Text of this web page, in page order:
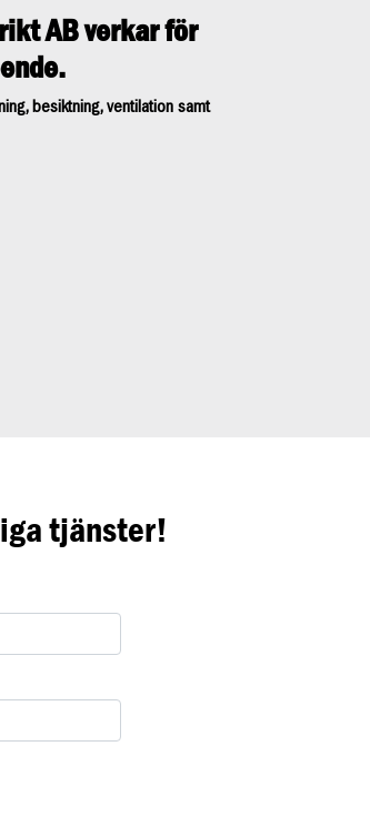
AB verkar för
besiktning, ventilation samt
tjänster!